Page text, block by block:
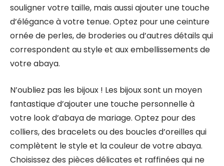
souligner votre taille, mais aussi ajouter une touche
d’élégance à votre tenue. Optez pour une ceinture
ornée de perles, de broderies ou d’autres détails qui
correspondent au style et aux embellissements de
votre abaya.
N’oubliez pas les bijoux ! Les bijoux sont un moyen
fantastique d’ajouter une touche personnelle à
votre look d’abaya de mariage. Optez pour des
colliers, des bracelets ou des boucles d’oreilles qui
complètent le style et la couleur de votre abaya.
Choisissez des pièces délicates et raffinées qui ne